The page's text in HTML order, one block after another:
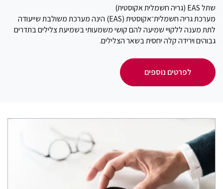
שתל EAS (גריה חשמלית אקוסטית)
מערכת גריה חשמלית־אקוסטית (EAS) הינה מערכת משולבת שייעודה
לתת מענה ללקויי שמיעה להם קושי משמעותי בשמיעת צלילים בתדרים
גבוהים וירידה קלה יחסית בשאר הצלילים.
לפרטים נוספים